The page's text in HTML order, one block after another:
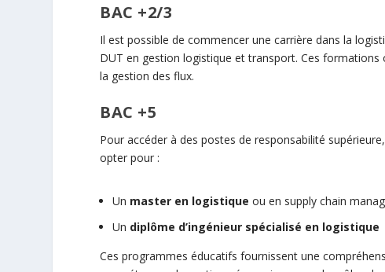
BAC +2/3
Il est possible de commencer une carrière dans la
DUT en gestion logistique et transport. Ces
la gestion des flux.
BAC +5
Pour accéder à des postes de responsabilité
opter pour :
Un master en logistique ou en supply chain
Un diplôme d’ingénieur spécialisé en logistique
Ces programmes éducatifs fournissent une